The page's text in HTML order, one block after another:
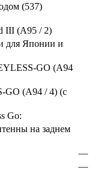
(537)
III (A95 / 2)
для Японии и
GO (A94
(A94 / 4) (с
Go:
на заднем
—
—